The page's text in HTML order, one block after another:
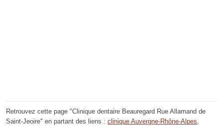
Retrouvez cette page "Clinique dentaire Beauregard Rue Allamand de
Saint-Jeoire" en partant des liens : clinique Auvergne-Rhône-Alpes,